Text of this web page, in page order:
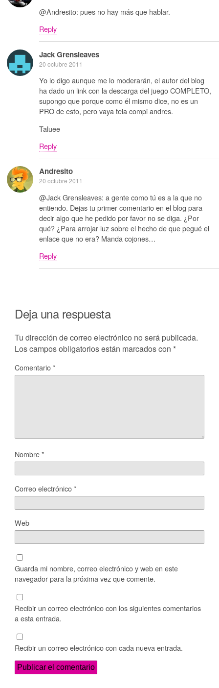
@Andresito: pues no hay más que hablar.
Reply
Jack Grensleaves
20 octubre 2011
Yo lo digo aunque me lo moderarán, el autor del blog
ha dado un link con la descarga del juego COMPLETO,
supongo que porque como él mismo dice, no es un
PRO de esto, pero vaya tela compi andres.
Taluee
Reply
Andresito
20 octubre 2011
@Jack Grensleaves: a gente como tú es a la que no
entiendo. Dejas tu primer comentario en el blog para
decir algo que he pedido por favor no se diga. ¿Por
qué? ¿Para arrojar luz sobre el hecho de que pegué el
enlace que no era? Manda cojones…
Reply
Deja una respuesta
Tu dirección de correo electrónico no será publicada.
Los campos obligatorios están marcados con *
Comentario*
Nombre*
Correo electrónico*
Web
Guarda mi nombre, correo electrónico y web en este
navegador para la próxima vez que comente.
Recibir un correo electrónico con los siguientes comentarios
a esta entrada.
Recibir un correo electrónico con cada nueva entrada.